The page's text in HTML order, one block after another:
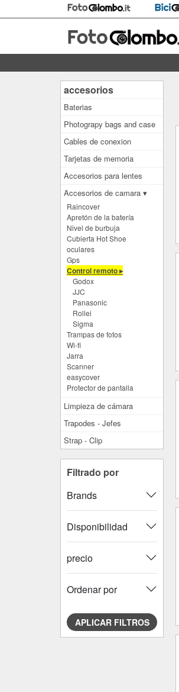
accesorios
Baterias
Photograpy bags and case
Cables de conexion
Tarjetas de memoria
Accesorios para lentes
Accesorios de camara ▾
Raincover
Apretón de la batería
Nivel de burbuja
Cubierta Hot Shoe
oculares
Gps
Control remoto ▸
Godox
JJC
Panasonic
Rollei
Sigma
Trampas de fotos
Wi-fi
Jarra
Scanner
easycover
Protector de pantalla
Limpieza de cámara
Trapodes - Jefes
Strap - Clip
Filtrado por
Brands
Disponibilidad
precio
Ordenar por
APLICAR FILTROS